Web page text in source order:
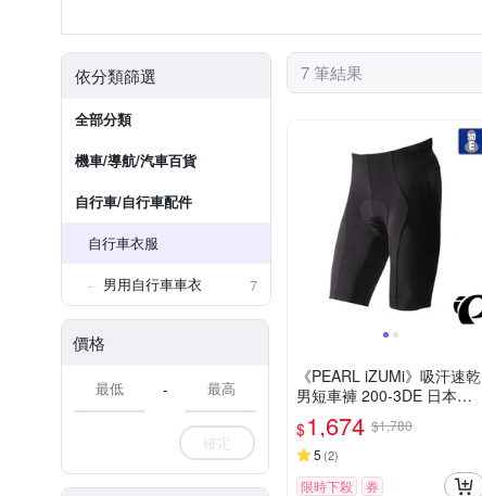
依分類篩選
全部分類
機車/導航/汽車百貨
自行車/自行車配件
自行車衣服
男用自行車車衣
7
價格
-
確定
7 筆結果
《PEARL iZUMi》吸汗速乾
男短車褲 200-3DE 日本製
春夏車褲/入門車褲/單車/運
動/自行車
$1,674 $1,780
5 (2)
限時下殺 券